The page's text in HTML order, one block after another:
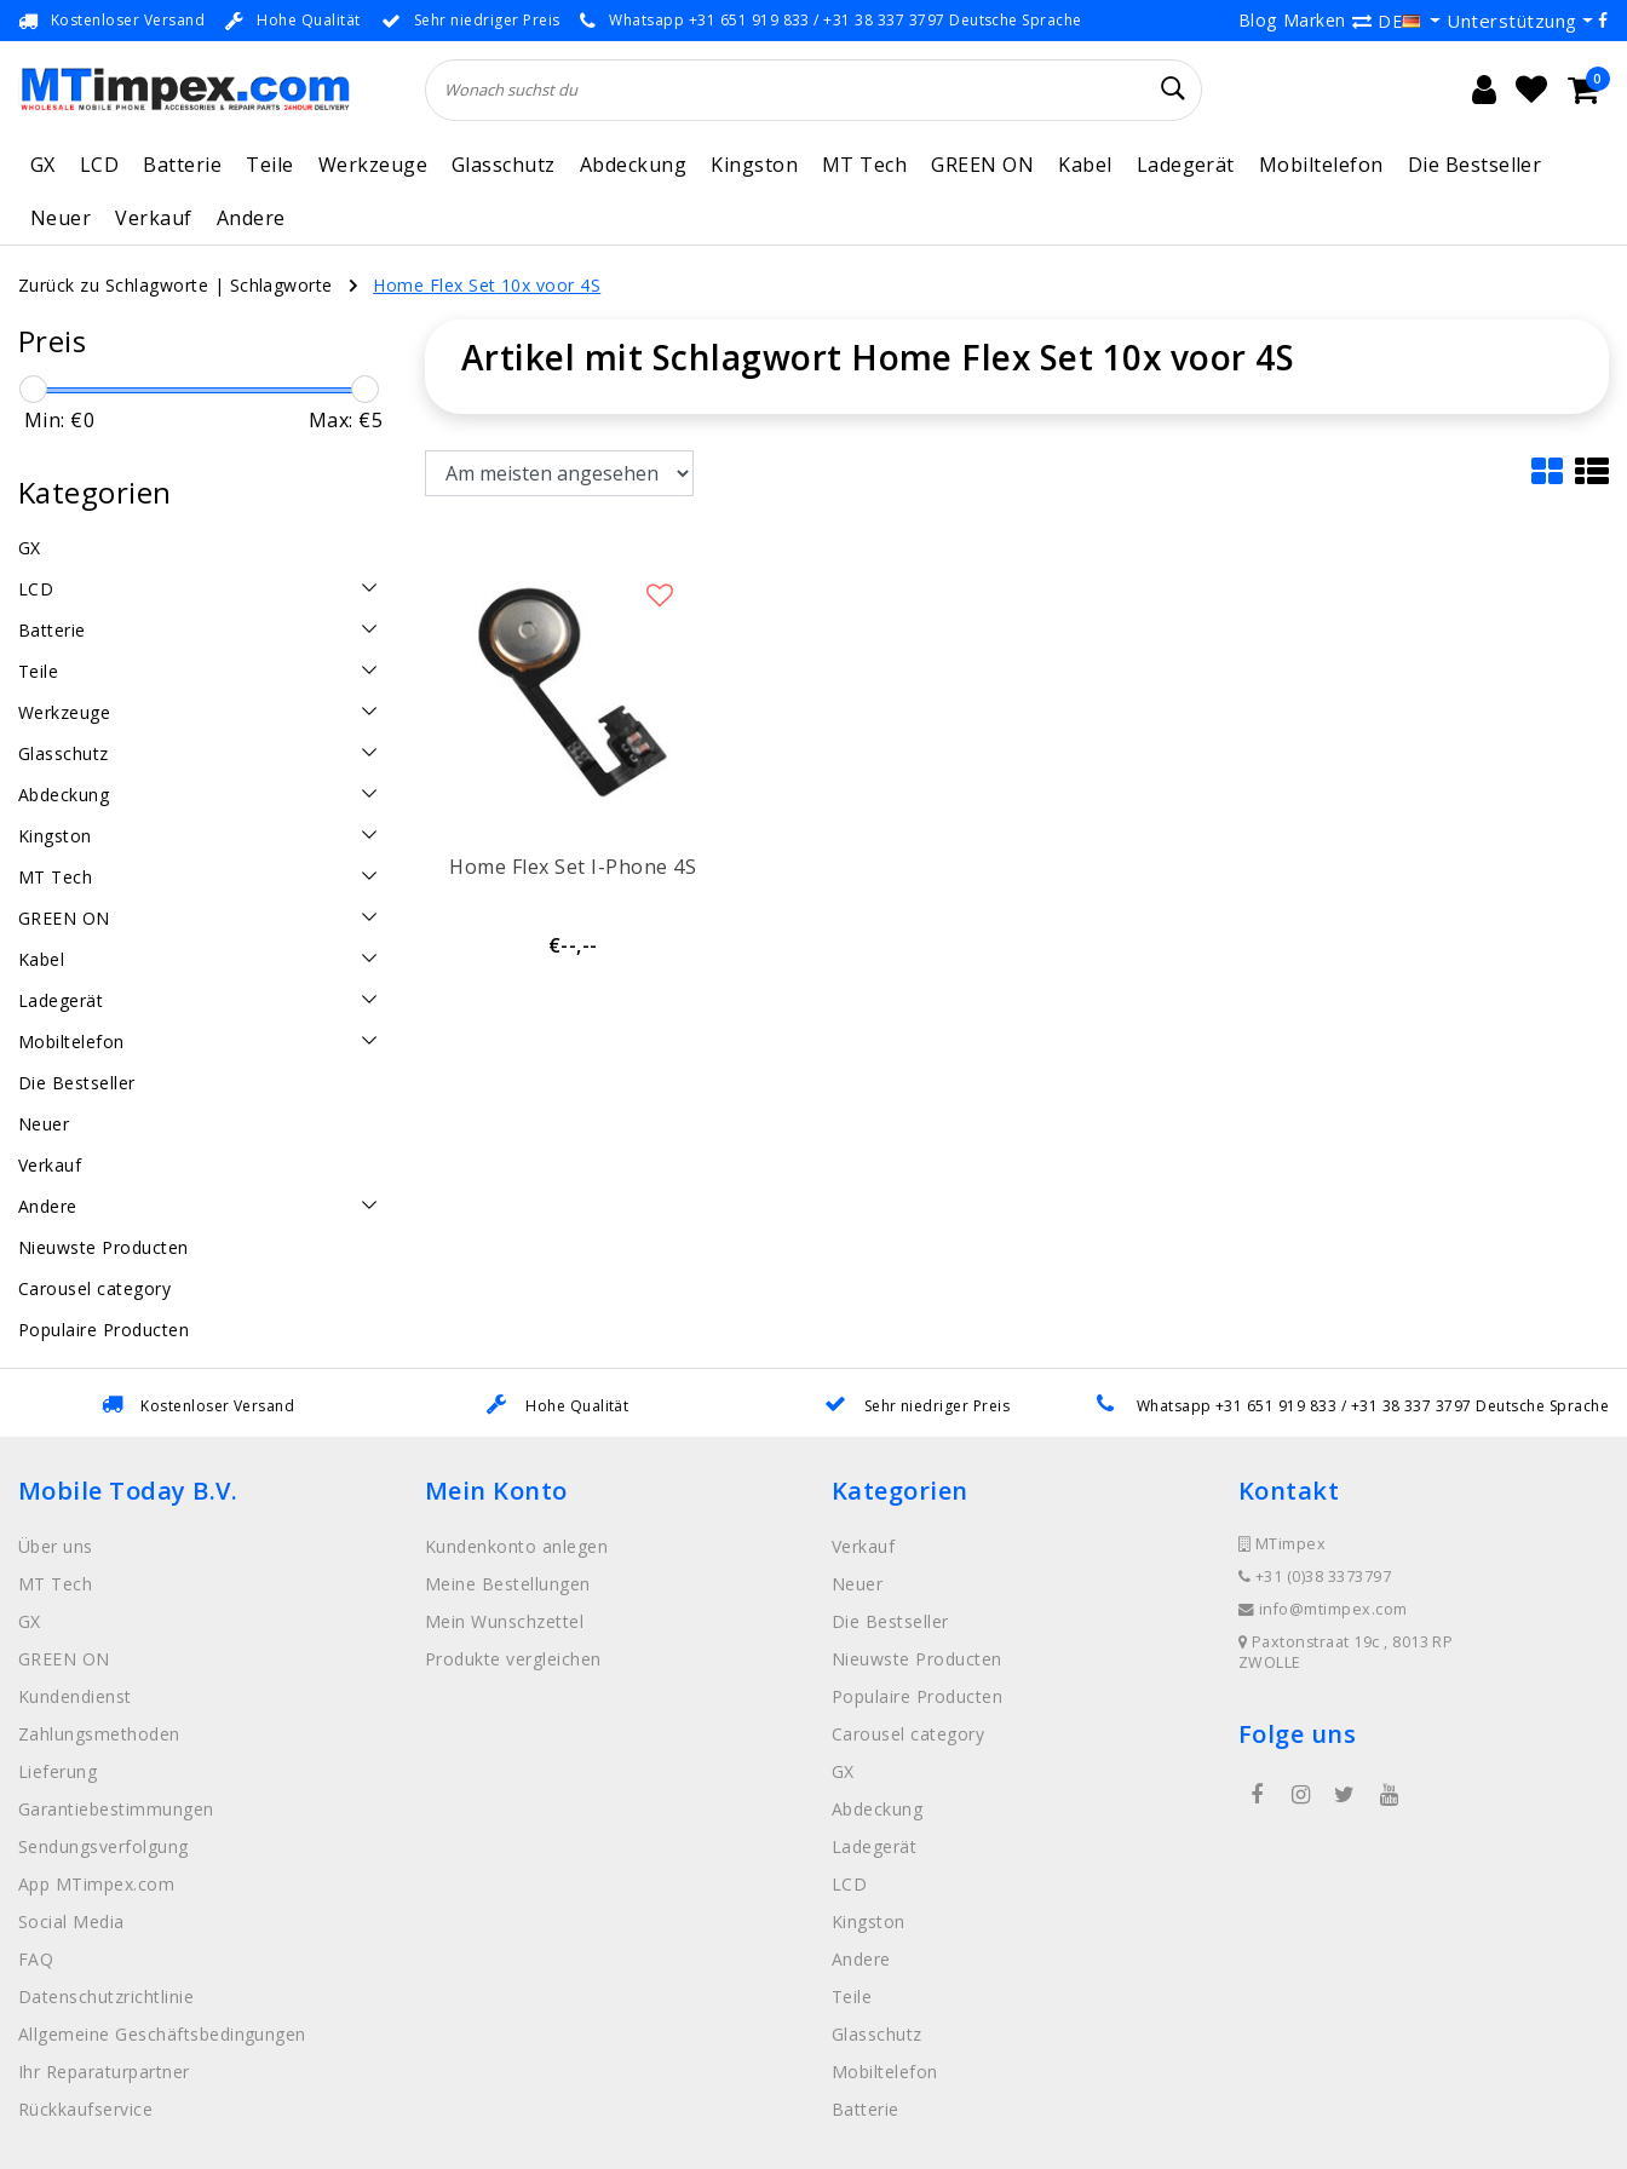
Kostenloser Versand Hohe Qualität Sehr niedriger Preis Whatsapp +31 651 919 833 / +31 38 337 3797 Deutsche Sprache Blog Marken DE Unterstützung
0
GX LCD Batterie Teile Werkzeuge Glasschutz Abdeckung Kingston MT Tech GREEN ON Kabel Ladegerät Mobiltelefon
Die Bestseller
Neuer
Verkauf Andere
Zurück zu Schlagworte | Schlagworte Home Flex Set 10x voor 4S
Preis
Min: €0 Max: €5
Kategorien
GX
LCD
Batterie
Teile
Werkzeuge
Glasschutz
Abdeckung
Kingston
MT Tech
GREEN ON
Kabel
Ladegerät
Mobiltelefon
Die Bestseller
Neuer
Verkauf
Andere
Nieuwste Producten
Carousel category
Populaire Producten
Artikel mit Schlagwort Home Flex Set 10x voor 4S
Home Flex Set I-Phone 4S
€--,--
Kostenloser Versand Hohe Qualität Sehr niedriger Preis Whatsapp +31 651 919 833 / +31 38 337 3797 Deutsche Sprache
Mobile Today B.V.
Über uns
MT Tech
GX
GREEN ON
Kundendienst
Zahlungsmethoden
Lieferung
Garantiebestimmungen
Sendungsverfolgung
App MTimpex.com
Social Media
FAQ
Datenschutzrichtlinie
Allgemeine Geschäftsbedingungen
Ihr Reparaturpartner
Rückkaufservice
Mein Konto
Kundenkonto anlegen
Meine Bestellungen
Mein Wunschzettel
Produkte vergleichen
Kategorien
Verkauf
Neuer
Die Bestseller
Nieuwste Producten
Populaire Producten
Carousel category
GX
Abdeckung
Ladegerät
LCD
Kingston
Andere
Teile
Glasschutz
Mobiltelefon
Batterie
Kontakt
MTimpex
+31 (0)38 3373797
info@mtimpex.com
Paxtonstraat 19c , 8013 RP
ZWOLLE
Folge uns